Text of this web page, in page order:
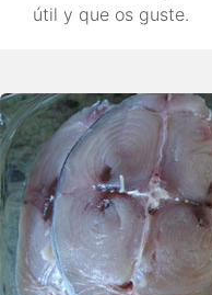
útil y que os guste.